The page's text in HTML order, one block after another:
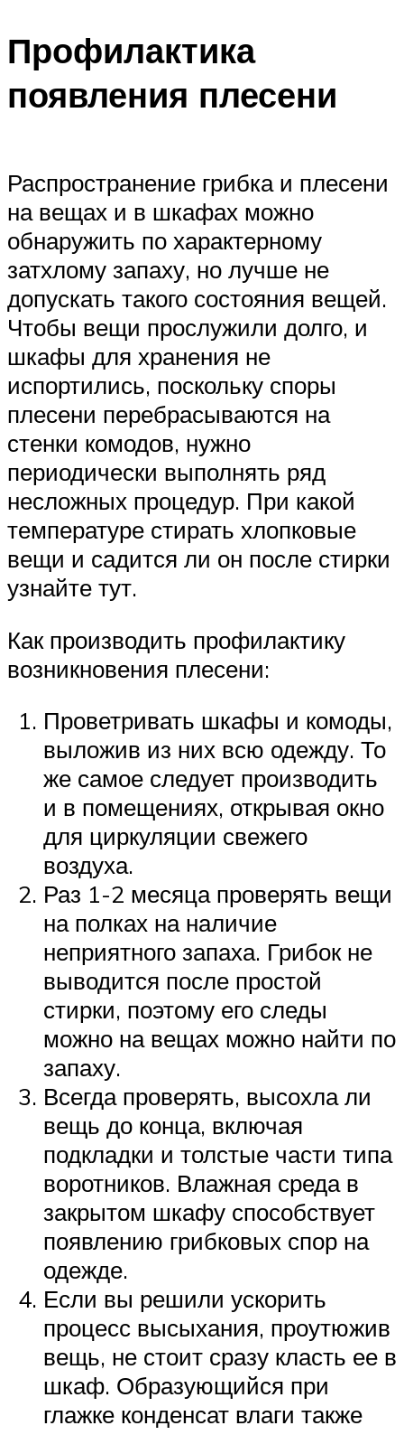
Профилактика
появления плесени
Распространение грибка и плесени
на вещах и в шкафах можно
обнаружить по характерному
затхлому запаху, но лучше не
допускать такого состояния вещей.
Чтобы вещи прослужили долго, и
шкафы для хранения не
испортились, поскольку споры
плесени перебрасываются на
стенки комодов, нужно
периодически выполнять ряд
несложных процедур. При какой
температуре стирать хлопковые
вещи и садится ли он после стирки
узнайте тут.
Как производить профилактику
возникновения плесени:
Проветривать шкафы и комоды,
выложив из них всю одежду. То
же самое следует производить
и в помещениях, открывая окно
для циркуляции свежего
воздуха.
Раз 1-2 месяца проверять вещи
на полках на наличие
неприятного запаха. Грибок не
выводится после простой
стирки, поэтому его следы
можно на вещах можно найти по
запаху.
Всегда проверять, высохла ли
вещь до конца, включая
подкладки и толстые части типа
воротников. Влажная среда в
закрытом шкафу способствует
появлению грибковых спор на
одежде.
Если вы решили ускорить
процесс высыхания, проутюжив
вещь, не стоит сразу класть ее в
шкаф. Образующийся при
глажке конденсат влаги также